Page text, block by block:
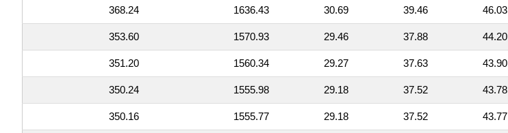
46.03
39.46
30.69
1636.43
368.24
44.20
37.88
29.46
1570.93
353.60
43.90
37.63
29.27
1560.34
351.20
43.78
37.52
29.18
1555.98
350.24
43.77
37.52
29.18
1555.77
350.16